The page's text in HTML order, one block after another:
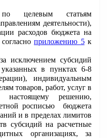
по целевым статьям
деятельности),
расходов бюджета на
приложению 5к
исключением субсидий
в пунктах 6-8
индивидуальным
товаров, работ, услуг в
решению,
росписью бюджета
и в пределах лимитов
субсидий на расчетные
организациях, за